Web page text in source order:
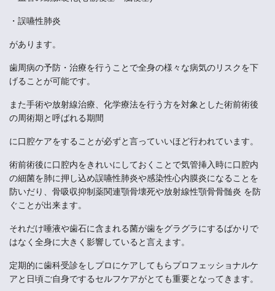
・誤嚥性肺炎
があります。
歯周病の予防・治療を行うことで全身の様々な病気のリスクを下
げることが可能です。
また手術や放射線治療、化学療法を行う方を対象とした術前術後
の周術期と呼ばれる期間
に口腔ケアをすることが必ずと言っていいほど行われています。
術前術後に口腔内をきれいにしておくことで気管挿入時に口腔内
の細菌を肺に押し込め誤嚥性肺炎や感染性心内膜炎になることを
防いだり、骨吸収抑制薬関連顎骨壊死や放射線性顎骨骨髄炎 を防
ぐことが出来ます。
それだけ唾液や歯石に含まれる菌が歯をグラグラにするばかりで
はなく全身に大きく影響していると言えます。
定期的に歯科受診をしプロにケアしてもらプロフェッショナルケ
アと日頃ご自身でするセルフケアがとても重要となってきます。